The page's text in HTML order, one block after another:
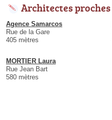
Architectes proches
Agence Samarcos
Rue de la Gare
405 mètres
MORTIER Laura
Rue Jean Bart
580 mètres